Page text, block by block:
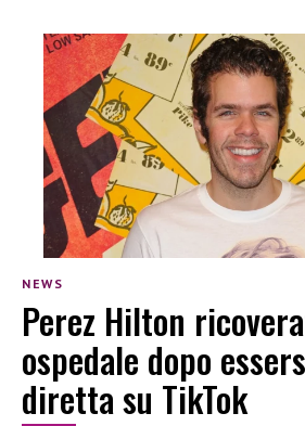
NEWS
Perez Hilton
ospedale dopo
diretta su TikTok